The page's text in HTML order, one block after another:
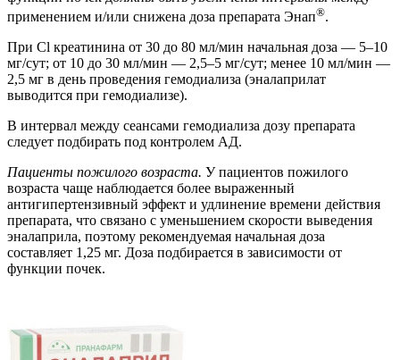
применением и/или снижена доза препарата Энап®.
При Cl креатинина от 30 до 80 мл/мин начальная доза — 5–10
мг/сут; от 10 до 30 мл/мин — 2,5–5 мг/сут; менее 10 мл/мин —
2,5 мг в день проведения гемодиализа (эналаприлат
выводится при гемодиализе).
В интервал между сеансами гемодиализа дозу препарата
следует подбирать под контролем АД.
Пациенты пожилого возраста. У пациентов пожилого
возраста чаще наблюдается более выраженный
антигипертензивный эффект и удлинение времени действия
препарата, что связано с уменьшением скорости выведения
эналаприла, поэтому рекомендуемая начальная доза
составляет 1,25 мг. Доза подбирается в зависимости от
функции почек.